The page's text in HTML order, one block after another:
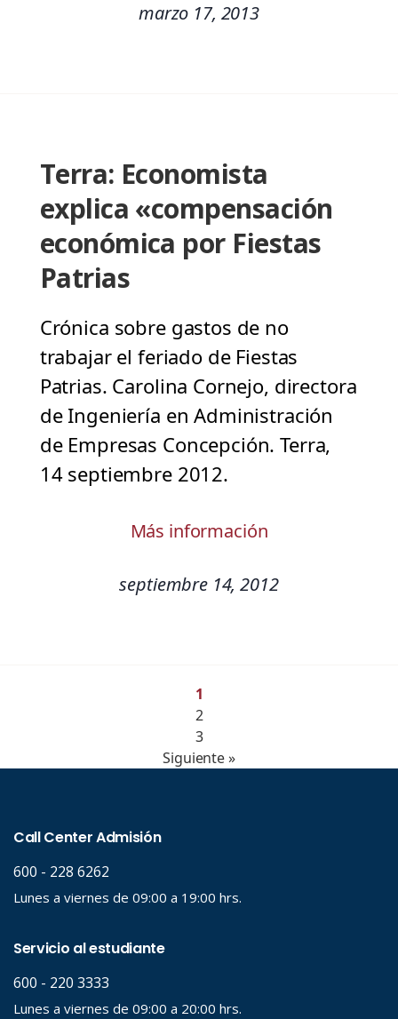
marzo 17, 2013
Terra: Economista
explica «compensación
económica por Fiestas
Patrias
Crónica sobre gastos de no
trabajar el feriado de Fiestas
Patrias. Carolina Cornejo, directora
de Ingeniería en Administración
de Empresas Concepción. Terra,
14 septiembre 2012.
Más información
septiembre 14, 2012
1
2
3
Siguiente »